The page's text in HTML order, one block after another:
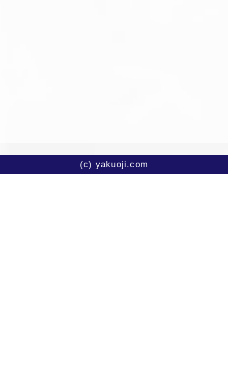
(c) yakuoji.com